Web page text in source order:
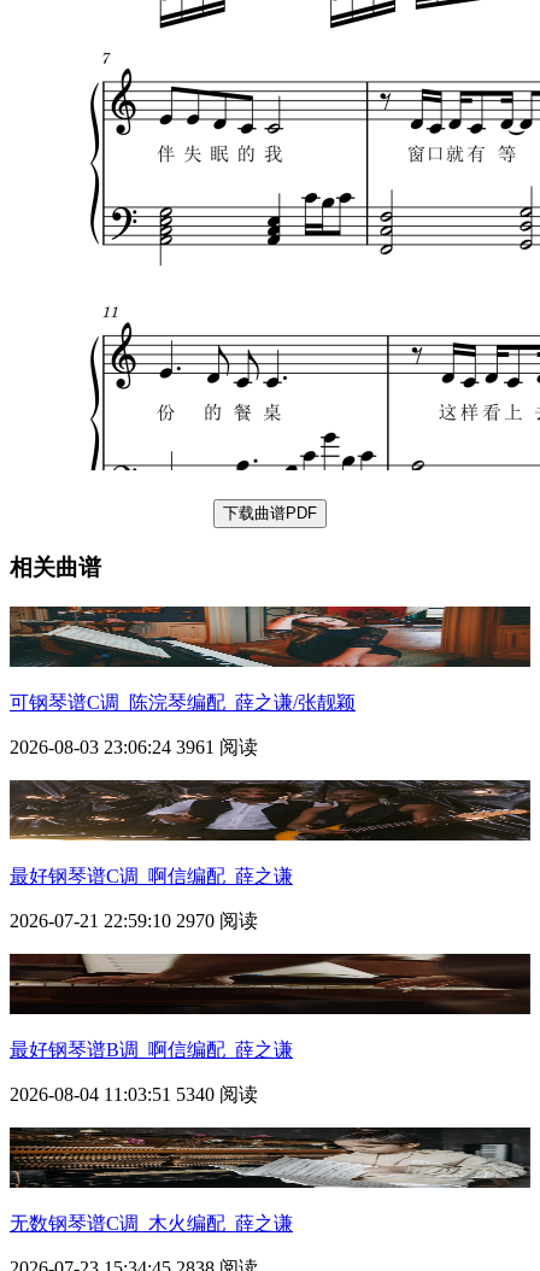
下载曲谱PDF
相关曲谱
可钢琴谱C调_陈浣琴编配_薛之谦/张靓颖
2026-08-03 23:06:24 3961 阅读
最好钢琴谱C调_啊信编配_薛之谦
2026-07-21 22:59:10 2970 阅读
最好钢琴谱B调_啊信编配_薛之谦
2026-08-04 11:03:51 5340 阅读
无数钢琴谱C调_木火编配_薛之谦